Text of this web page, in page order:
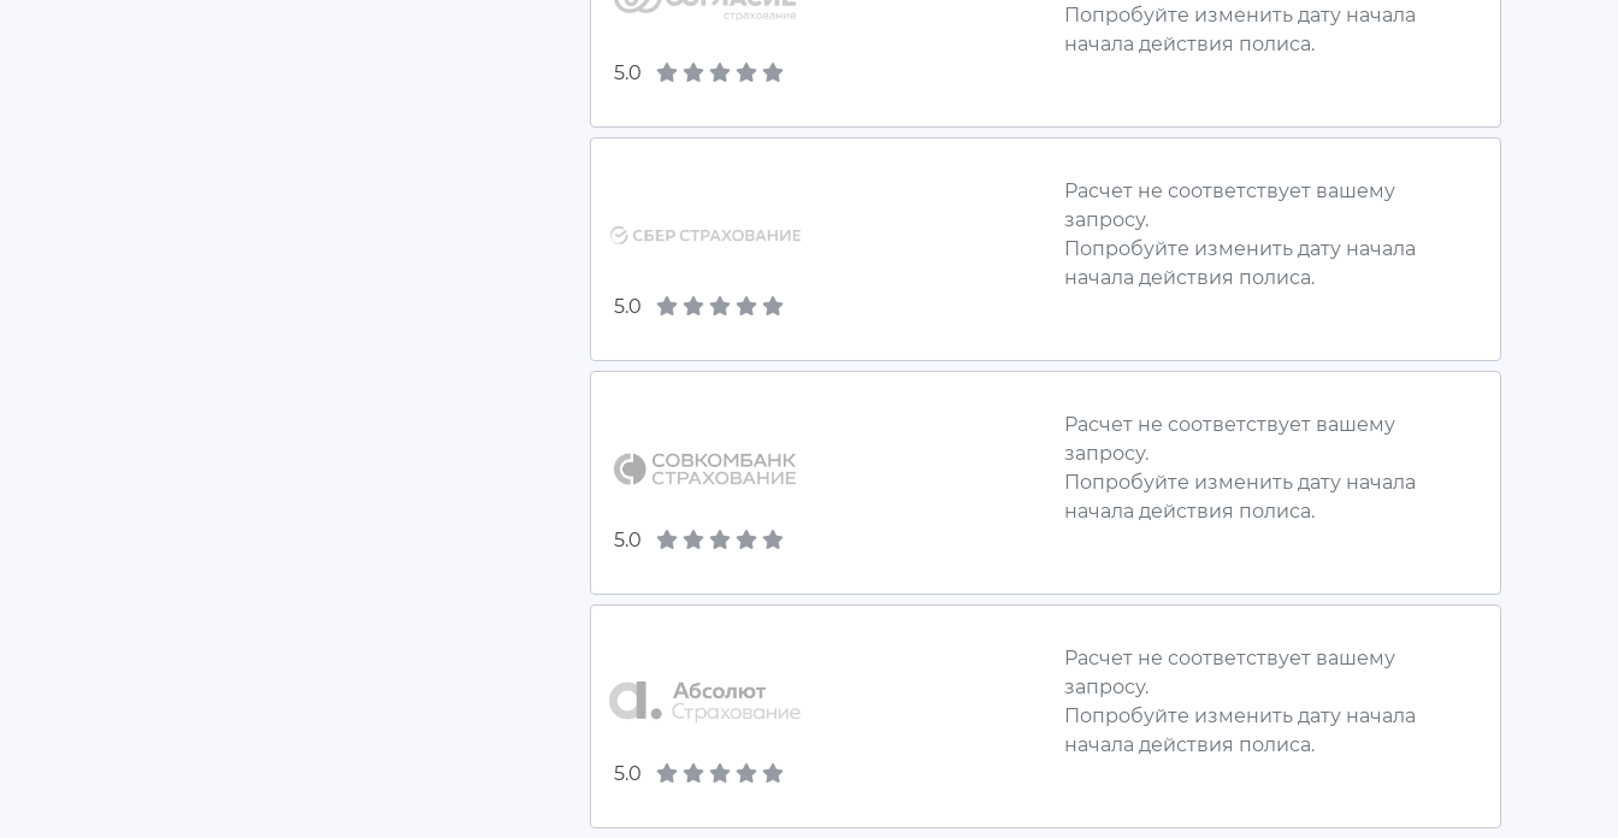
Попробуйте изменить дату начала
начала действия полиса.
5.0
Расчет не соответствует вашему
запросу.
Попробуйте изменить дату начала
начала действия полиса.
5.0
Расчет не соответствует вашему
запросу.
Попробуйте изменить дату начала
начала действия полиса.
5.0
Расчет не соответствует вашему
запросу.
Попробуйте изменить дату начала
начала действия полиса.
5.0